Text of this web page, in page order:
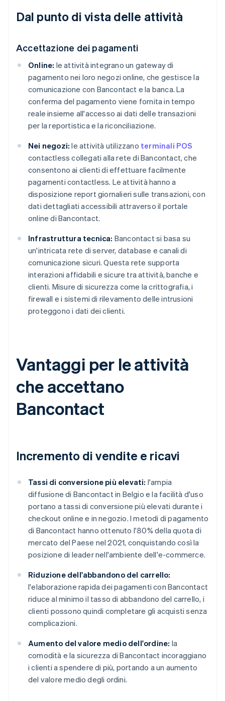
Dal punto di vista delle attività
Accettazione dei pagamenti
Online: le attività integrano un gateway di
pagamento nei loro negozi online, che gestisce la
comunicazione con Bancontact e la banca. La
conferma del pagamento viene fornita in tempo
reale insieme all'accesso ai dati delle transazioni
per la reportistica e la riconciliazione.
Nei negozi: le attività utilizzano terminali POS
contactless collegati alla rete di Bancontact, che
consentono ai clienti di effettuare facilmente
pagamenti contactless. Le attività hanno a
disposizione report giornalieri sulle transazioni, con
dati dettagliati accessibili attraverso il portale
online di Bancontact.
Infrastruttura tecnica: Bancontact si basa su
un'intricata rete di server, database e canali di
comunicazione sicuri. Questa rete supporta
interazioni affidabili e sicure tra attività, banche e
clienti. Misure di sicurezza come la crittografia, i
firewall e i sistemi di rilevamento delle intrusioni
proteggono i dati dei clienti.
Vantaggi per le attività
che accettano
Bancontact
Incremento di vendite e ricavi
Tassi di conversione più elevati: l'ampia
diffusione di Bancontact in Belgio e la facilità d'uso
portano a tassi di conversione più elevati durante i
checkout online e in negozio. I metodi di pagamento
di Bancontact hanno ottenuto l'80% della quota di
mercato del Paese nel 2021, conquistando così la
posizione di leader nell'ambiente dell'e-commerce.
Riduzione dell'abbandono del carrello:
l'elaborazione rapida dei pagamenti con Bancontact
riduce al minimo il tasso di abbandono del carrello, i
clienti possono quindi completare gli acquisti senza
complicazioni.
Aumento del valore medio dell'ordine: la
comodità e la sicurezza di Bancontact incoraggiano
i clienti a spendere di più, portando a un aumento
del valore medio degli ordini.